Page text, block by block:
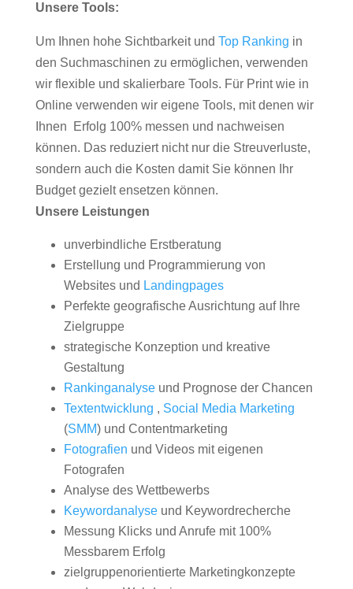
Unsere Tools:
Um Ihnen hohe Sichtbarkeit und Top Ranking in
den Suchmaschinen zu ermöglichen, verwenden
wir flexible und skalierbare Tools. Für Print wie in
Online verwenden wir eigene Tools, mit denen wir
Ihnen Erfolg 100% messen und nachweisen
können. Das reduziert nicht nur die Streuverluste,
sondern auch die Kosten damit Sie können Ihr
Budget gezielt ensetzen können.
Unsere Leistungen
unverbindliche Erstberatung
Erstellung und Programmierung von
Websites und Landingpages
Perfekte geografische Ausrichtung auf Ihre
Zielgruppe
strategische Konzeption und kreative
Gestaltung
Rankinganalyseund Prognose der Chancen
Textentwicklung , Social Media Marketing
(SMM) und Contentmarketing
Fotografien und Videos mit eigenen
Fotografen
Analyse des Wettbewerbs
Keywordanalyseund Keywordrecherche
Messung Klicks und Anrufe mit 100%
Messbarem Erfolg
zielgruppenorientierte Marketingkonzepte